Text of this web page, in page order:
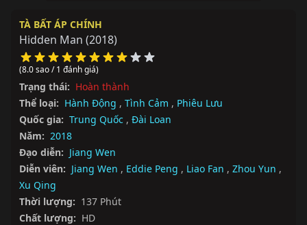
TÀ BẤT ÁP CHÍNH
Hidden Man (2018)
(8.0 sao / 1 đánh giá)
Trạng thái: Hoàn thành
Thể loại: Hành Động , Tình Cảm , Phiêu Lưu
Quốc gia: Trung Quốc , Đài Loan
Năm: 2018
Đạo diễn: Jiang Wen
Diễn viên: Jiang Wen , Eddie Peng , Liao Fan , Zhou Yun ,
Xu Qing
Thời lượng: 137 Phút
Chất lượng: HD